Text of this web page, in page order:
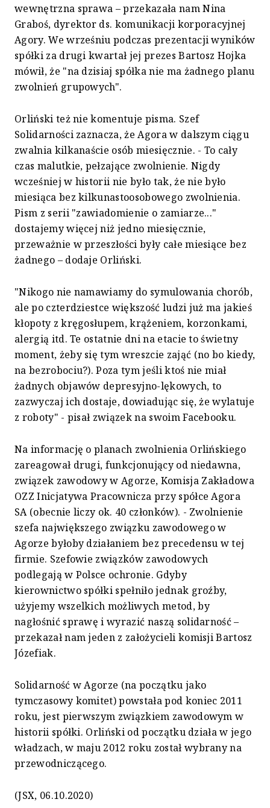
wewnętrzna sprawa – przekazała nam Nina
Graboś, dyrektor ds. komunikacji korporacyjnej
Agory. We wrześniu podczas prezentacji wyników
spółki za drugi kwartał jej prezes Bartosz Hojka
mówił, że "na dzisiaj spółka nie ma żadnego planu
zwolnień grupowych".
Orliński też nie komentuje pisma. Szef
Solidarności zaznacza, że Agora w dalszym ciągu
zwalnia kilkanaście osób miesięcznie. - To cały
czas malutkie, pełzające zwolnienie. Nigdy
wcześniej w historii nie było tak, że nie było
miesiąca bez kilkunastoosobowego zwolnienia.
Pism z serii "zawiadomienie o zamiarze..."
dostajemy więcej niż jedno miesięcznie,
przeważnie w przeszłości były całe miesiące bez
żadnego – dodaje Orliński.
"Nikogo nie namawiamy do symulowania chorób,
ale po czterdziestce większość ludzi już ma jakieś
kłopoty z kręgosłupem, krążeniem, korzonkami,
alergią itd. Te ostatnie dni na etacie to świetny
moment, żeby się tym wreszcie zająć (no bo kiedy,
na bezrobociu?). Poza tym jeśli ktoś nie miał
żadnych objawów depresyjno-lękowych, to
zazwyczaj ich dostaje, dowiadując się, że wylatuje
z roboty" - pisał związek na swoim Facebooku.
Na informację o planach zwolnienia Orlińskiego
zareagował drugi, funkcjonujący od niedawna,
związek zawodowy w Agorze, Komisja Zakładowa
OZZ Inicjatywa Pracownicza przy spółce Agora
SA (obecnie liczy ok. 40 członków). - Zwolnienie
szefa największego związku zawodowego w
Agorze byłoby działaniem bez precedensu w tej
firmie. Szefowie związków zawodowych
podlegają w Polsce ochronie. Gdyby
kierownictwo spółki spełniło jednak groźby,
użyjemy wszelkich możliwych metod, by
nagłośnić sprawę i wyrazić naszą solidarność –
przekazał nam jeden z założycieli komisji Bartosz
Józefiak.
Solidarność w Agorze (na początku jako
tymczasowy komitet) powstała pod koniec 2011
roku, jest pierwszym związkiem zawodowym w
historii spółki. Orliński od początku działa w jego
władzach, w maju 2012 roku został wybrany na
przewodniczącego.
(JSX, 06.10.2020)